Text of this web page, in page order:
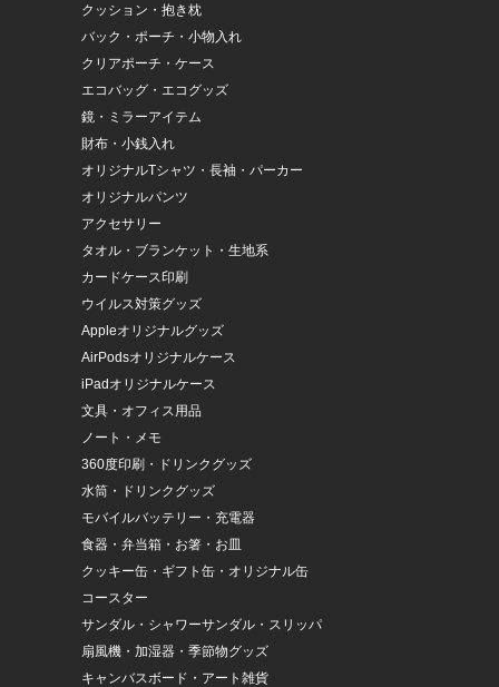
クッション・抱き枕
バック・ポーチ・小物入れ
クリアポーチ・ケース
エコバッグ・エコグッズ
鏡・ミラーアイテム
財布・小銭入れ
オリジナルTシャツ・長袖・パーカー
オリジナルパンツ
アクセサリー
タオル・ブランケット・生地系
カードケース印刷
ウイルス対策グッズ
Appleオリジナルグッズ
AirPodsオリジナルケース
iPadオリジナルケース
文具・オフィス用品
ノート・メモ
360度印刷・ドリンクグッズ
水筒・ドリンクグッズ
モバイルバッテリー・充電器
食器・弁当箱・お箸・お皿
クッキー缶・ギフト缶・オリジナル缶
コースター
サンダル・シャワーサンダル・スリッパ
扇風機・加湿器・季節物グッズ
キャンバスボード・アート雑貨